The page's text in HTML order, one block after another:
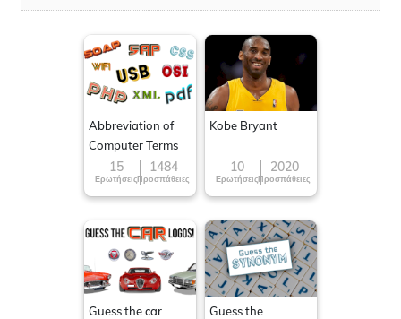
Abbreviation of
Computer Terms
15
Ερωτήσεις
1484
Προσπάθειες
Kobe Bryant
10
Ερωτήσεις
2020
Προσπάθειες
Guess the car
Guess the